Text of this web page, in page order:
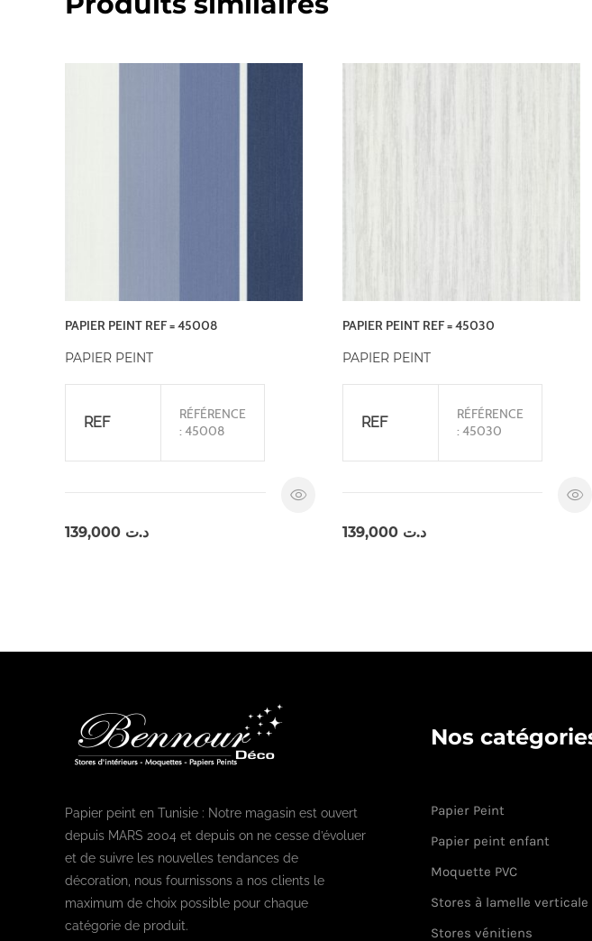
PAPIER PEINT REF = 45008
PAPIER PEINT
REF
RÉFÉRENCE
: 45008
د.ت
PAPIER PEINT REF = 45030
PAPIER PEINT
REF
RÉFÉRENCE
: 45030
د.ت 139,000
Papier peint en Tunisie : Notre magasin est ouvert
depuis MARS 2004 et depuis on ne cesse d’évoluer
et de suivre les nouvelles tendances de
décoration, nous fournissons a nos clients le
maximum de choix possible pour chaque
catégorie de produit.
Nos
Papier Peint
Papier peint enfant
Moquette PVC
Stores à lamelle verticale
Stores vénitiens